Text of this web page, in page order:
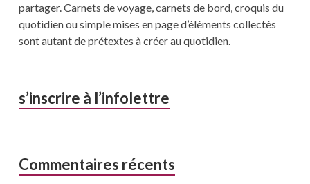
partager. Carnets de voyage, carnets de bord, croquis du
quotidien ou simple mises en page d’éléments collectés
sont autant de prétextes à créer au quotidien.
s’inscrire à l’infolettre
Commentaires récents